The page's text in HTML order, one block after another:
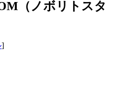
（ノボリトスタ
]